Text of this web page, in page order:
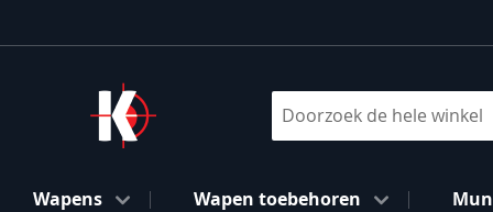
naar
inhoud
Wapens Wapen toebehoren